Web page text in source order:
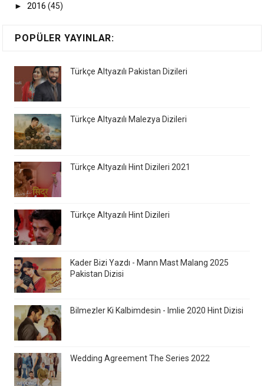
►2016(45)
POPÜLER YAYINLAR:
Türkçe Altyazılı Pakistan Dizileri
Türkçe Altyazılı Malezya Dizileri
Türkçe Altyazılı Hint Dizileri 2021
Türkçe Altyazılı Hint Dizileri
Kader Bizi Yazdı - Mann Mast Malang 2025
Pakistan Dizisi
Bilmezler Ki Kalbimdesin - Imlie 2020 Hint Dizisi
Wedding Agreement The Series 2022